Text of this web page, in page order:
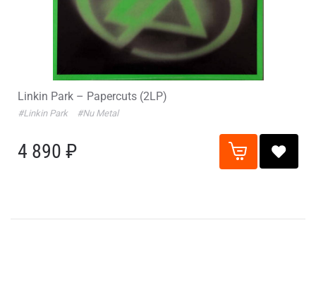
Linkin Park – Papercuts (2LP)
#Linkin Park #Nu Metal
4 890 ₽